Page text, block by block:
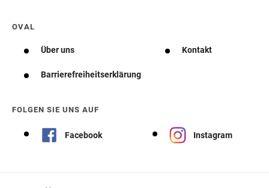
OVAL
Über uns Kontakt
Barrierefreiheitserklärung
FOLGEN SIE UNS AUF
Facebook Instagram